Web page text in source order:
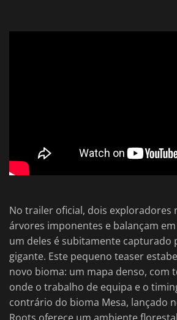
No trailer oficial, dois exploradores
árvores imponentes e balançam
um deles é subitamente capturado
gigante. Este pequeno teaser
novo bioma: um mapa denso, com
onde o trabalho de equipa e o
contrário do bioma Mesa, lançado